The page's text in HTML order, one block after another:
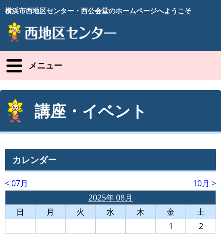
横浜市西地区センター・西公会堂のホームページへようこそ
メニュー
講座・イベント
カレンダー
< 07月
10月 >
2025年 08月
日
月 火 水 木 金
土
1
2